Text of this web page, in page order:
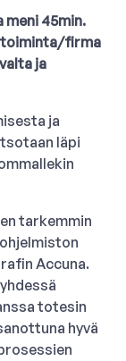
45min.
toiminta/firma
ja
ja
läpi
tarkemmin
Accuna.
totesin
hyvä